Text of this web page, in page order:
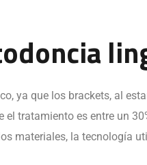
ya que los brackets, al
tratamiento es entre un
materiales, la tecnología